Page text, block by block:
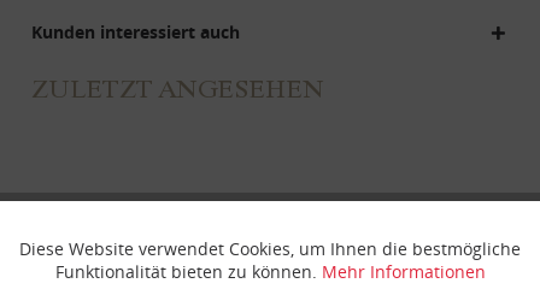
Kunden interessiert auch
ZULETZT ANGESEHEN
Funktionale Aktiv
Diese Website verwendet Cookies, um Ihnen die bestmögliche
Funktionalität bieten zu können. Mehr Informationen